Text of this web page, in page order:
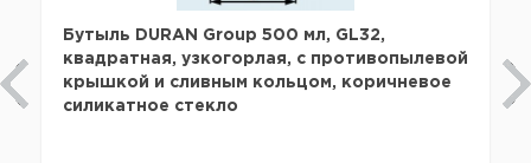
Бутыль DURAN Group 500 мл, GL32,
квадратная, узкогорлая, с противопылевой
крышкой и сливным кольцом, коричневое
силикатное стекло